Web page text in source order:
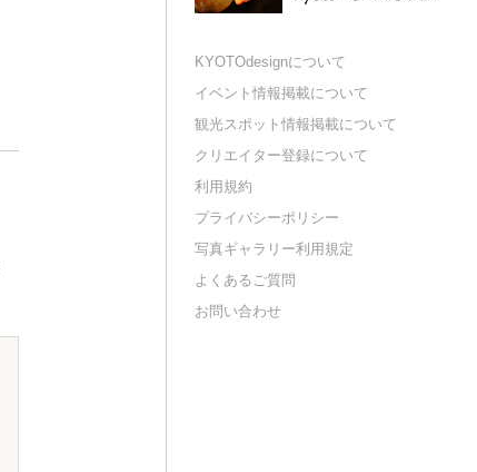
KYOTOdesignについて
イベント情報掲載について
観光スポット情報掲載について
クリエイター登録について
利用規約
プライバシーポリシー
写真ギャラリー利用規定
よくあるご質問
お問い合わせ